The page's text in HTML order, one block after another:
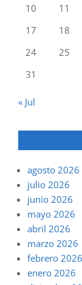
10
11
17
18
24
25
31
« Jul
agosto 2026
julio 2026
junio 2026
mayo 2026
abril 2026
marzo 2026
febrero 2026
enero 2026